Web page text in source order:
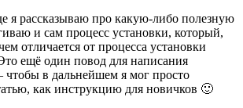
я рассказываю про какую-либо полезную
и сам процесс установки, который,
отличается от процесса установки
ещё один повод для написания
в дальнейшем я мог просто
как инструкцию для новичков 🙂